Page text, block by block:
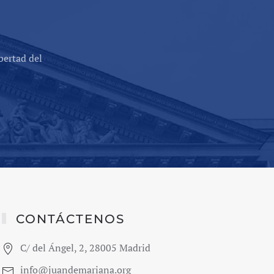
del
CONTÁCTENOS
C/ del Ángel, 2, 28005 Madrid
info@juandemariana.org